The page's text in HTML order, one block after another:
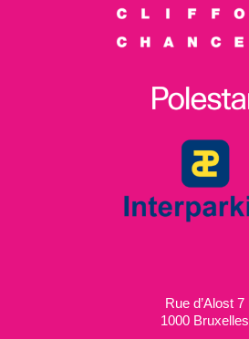
Rue d’Alost 7
1000 Bruxelles